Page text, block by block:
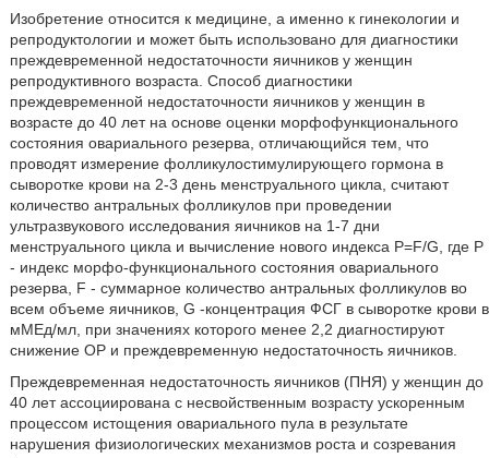
Изобретение относится к медицине, а именно к гинекологии и
репродуктологии и может быть использовано для диагностики
преждевременной недостаточности яичников у женщин
репродуктивного возраста. Способ диагностики
преждевременной недостаточности яичников у женщин в
возрасте до 40 лет на основе оценки морфофункционального
состояния овариального резерва, отличающийся тем, что
проводят измерение фолликулостимулирующего гормона в
сыворотке крови на 2-3 день менструального цикла, считают
количество антральных фолликулов при проведении
ультразвукового исследования яичников на 1-7 дни
менструального цикла и вычисление нового индекса P=F/G, где Р
- индекс морфо-функционального состояния овариального
резерва, F - суммарное количество антральных фолликулов во
всем объеме яичников, G -концентрация ФСГ в сыворотке крови в
мМЕд/мл, при значениях которого менее 2,2 диагностируют
снижение ОР и преждевременную недостаточность яичников.
Преждевременная недостаточность яичников (ПНЯ) у женщин до
40 лет ассоциирована с несвойственным возрасту ускоренным
процессом истощения овариального пула в результате
нарушения физиологических механизмов роста и созревания